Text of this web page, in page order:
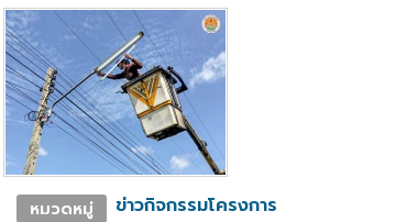
หมวดหมู่ ข่าวกิจกรรมโครงการ